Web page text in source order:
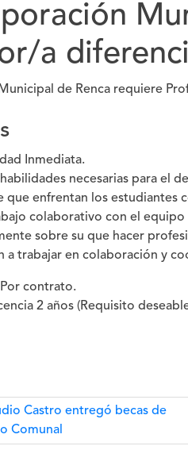
a
de Renca requiere
Inmediata.
necesarias para el
que enfrentan los estudiantes
colaborativo con el
sobre su que hacer
a trabajar en colaboración y
Por contrato.
2 años (Requisito
Castro entregó becas de
Comunal